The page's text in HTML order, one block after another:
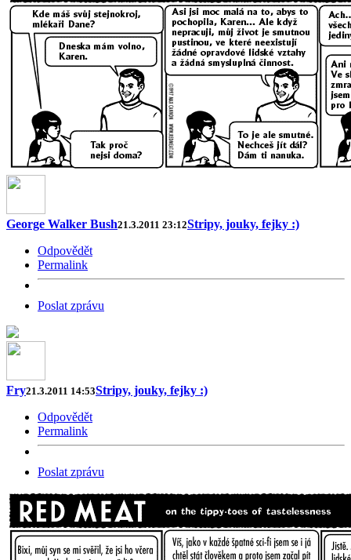
George Walker Bush21.3.2011 23:12Stripy, jouky, fejky :)
Odpovědět
Permalink
Poslat zprávu
Fry21.3.2011 14:53Stripy, jouky, fejky :)
Odpovědět
Permalink
Poslat zprávu